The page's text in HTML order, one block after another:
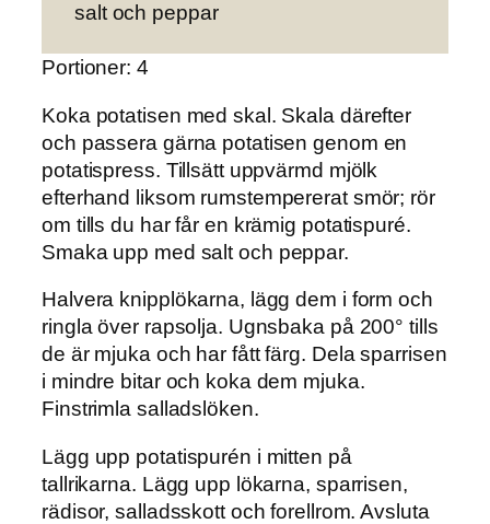
salt och peppar
Portioner: 4
Koka potatisen med skal. Skala därefter
och passera gärna potatisen genom en
potatispress. Tillsätt uppvärmd mjölk
efterhand liksom rumstempererat smör; rör
om tills du har får en krämig potatispuré.
Smaka upp med salt och peppar.
Halvera knipplökarna, lägg dem i form och
ringla över rapsolja. Ugnsbaka på 200° tills
de är mjuka och har fått färg. Dela sparrisen
i mindre bitar och koka dem mjuka.
Finstrimla salladslöken.
Lägg upp potatispurén i mitten på
tallrikarna. Lägg upp lökarna, sparrisen,
rädisor, salladsskott och forellrom. Avsluta